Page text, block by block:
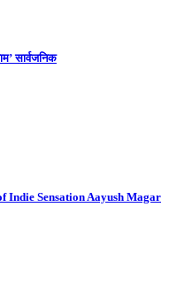
सार्वजनिक
Indie Sensation Aayush Magar